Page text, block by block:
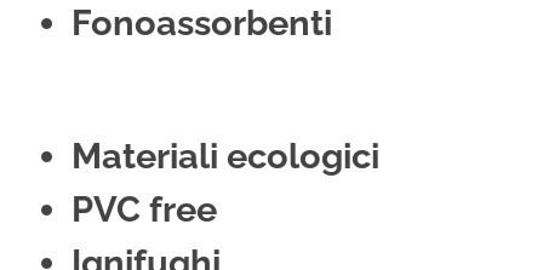
Fonoassorbenti
Materiali ecologici
PVC free